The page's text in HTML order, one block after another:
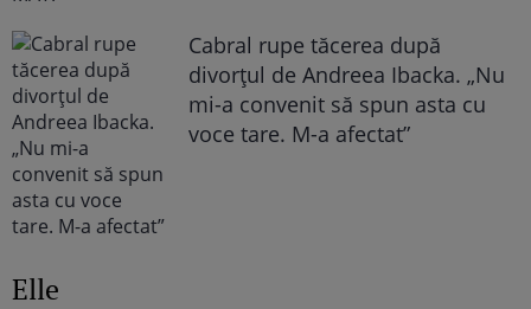
Cabral rupe tăcerea după
divorțul de Andreea Ibacka. „Nu
mi-a convenit să spun asta cu
voce tare. M-a afectat”
Elle